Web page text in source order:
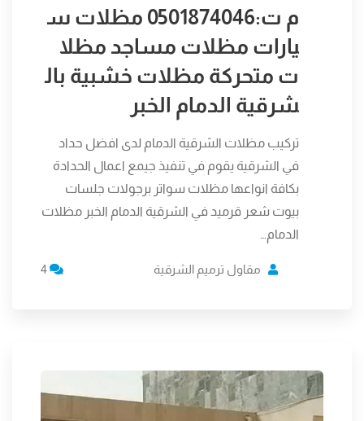
م ت:0501874046 مظلات س
يارات مظلات مساجد مظلا
ت متحركة مظلات خشبية بال
شرقية الدمام الخبر
تركيب مظلات الشرقية الدمام لدى افضل حداد
في الشرقية يقوم في تنفيذ جيمع اعمال الحدادة
بكافة انواعها مظلات سواتر برجولات جلسات
بيوت شعر قرميد في الشرقية الدمام الخبر مظلات
الدمام…
مقاول ترميم الشرقية